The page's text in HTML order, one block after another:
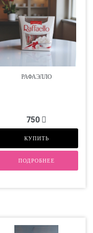
РАФАЭЛЛО
750
КУПИТЬ
ПОДРОБНЕЕ